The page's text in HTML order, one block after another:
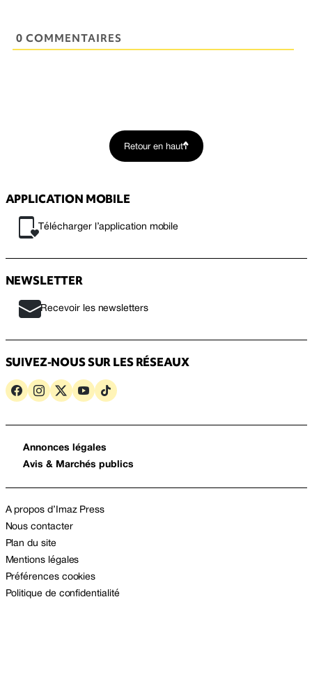
0 COMMENTAIRES
Retour en haut
APPLICATION MOBILE
Télécharger l’application mobile
NEWSLETTER
Recevoir les newsletters
SUIVEZ-NOUS SUR LES RÉSEAUX
Annonces légales
Avis & Marchés publics
A propos d’Imaz Press
Nous contacter
Plan du site
Mentions légales
Préférences cookies
Politique de confidentialité